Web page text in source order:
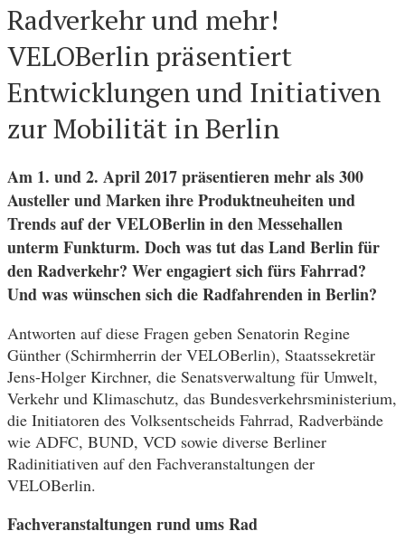
Radverkehr und mehr!
VELOBerlin präsentiert
Entwicklungen und Initiativen
zur Mobilität in Berlin
Am 1. und 2. April 2017 präsentieren mehr als 300
Austeller und Marken ihre Produktneuheiten und
Trends auf der VELOBerlin in den Messehallen
unterm Funkturm. Doch was tut das Land Berlin für
den Radverkehr? Wer engagiert sich fürs Fahrrad?
Und was wünschen sich die Radfahrenden in Berlin?
Antworten auf diese Fragen geben Senatorin Regine
Günther (Schirmherrin der VELOBerlin), Staatssekretär
Jens-Holger Kirchner, die Senatsverwaltung für Umwelt,
Verkehr und Klimaschutz, das Bundesverkehrsministerium,
die Initiatoren des Volksentscheids Fahrrad, Radverbände
wie ADFC, BUND, VCD sowie diverse Berliner
Radinitiativen auf den Fachveranstaltungen der
VELOBerlin.
Fachveranstaltungen rund ums Rad